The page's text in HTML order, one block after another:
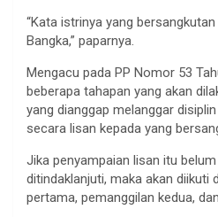
“Kata istrinya yang
Bangka,” paparnya.
Mengacu pada PP Nomor 53
beberapa tahapan yang akan
yang dianggap melanggar
secara lisan kepada yang
Jika penyampaian lisan itu
ditindaklanjuti, maka akan diikuti
pertama, pemanggilan kedua,